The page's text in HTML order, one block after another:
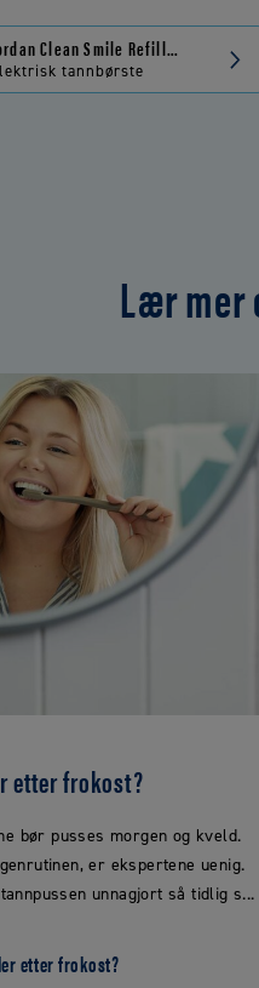
Clean Smile Refill
tannbørste
Lær mer
etter frokost?
bør pusses morgen og kveld.
er ekspertene uenig.
unnagjort så tidlig s...
etter frokost?